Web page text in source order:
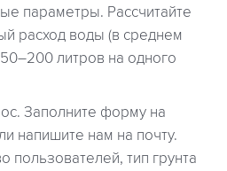
параметры. Рассчитайте
расход воды (в среднем
литров на одного
Заполните форму на
напишите нам на почту.
пользователей, тип грунта